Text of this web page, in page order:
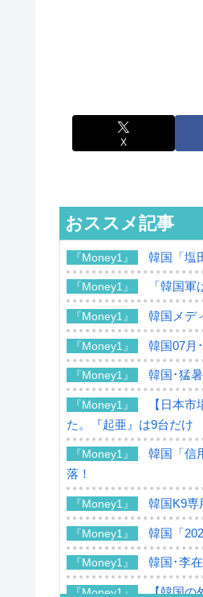
X
おススメ記事
『Money1』 韓国「塩
『Money1』 「韓国
『Money1』 韓国メデ
『Money1』 韓国07月
『Money1』 韓国･猛
『Money1』
【日本
た。『起亜』は9台だけ
『Money1』
韓国「信
落！
『Money1』 韓国K9専
『Money1』 韓国「
『Money1』 韓国･李
『Money1』 【韓国の